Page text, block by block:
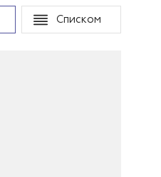
Списком